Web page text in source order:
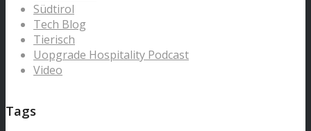
Südtirol
Tech Blog
Tierisch
Uopgrade Hospitality Podcast
Video
Tags